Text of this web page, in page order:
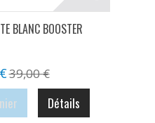
BLANC BOOSTER
39,00 €
Détails